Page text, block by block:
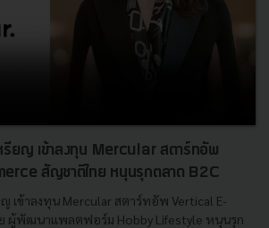
รียญ เข้าลงทุน Mercular สตาร์ทอัพ
สัญชาติไทย หนุนรุกตลาด B2C
เข้าลงทุน Mercular สตาร์ทอัพ Vertical E-
ผู้พัฒนาแพลตฟอร์ม Hobby Lifestyle หนุนรุก